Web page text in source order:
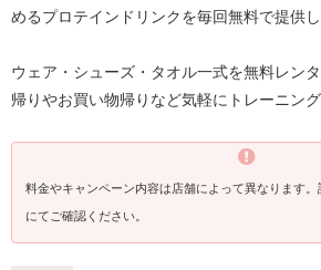
めるプロテインドリンクを毎回無料で提供し
ウェア・シューズ・タオル一式を無料レン
帰りやお買い物帰りなど気軽にトレーニン
料金やキャンペーン内容は店舗によって異なります
にてご確認ください。